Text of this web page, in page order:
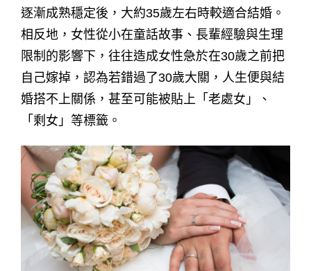
逐漸成熟穩定後，大約35歲左右時較適合結婚。
相反地，女性從小在童話故事、長輩經驗與生理
限制的影響下，往往造成女性急於在30歲之前把
自己嫁掉，認為若錯過了30歲大關，人生便與結
婚搭不上關係，甚至可能被貼上「老處女」、
「剩女」等標籤。